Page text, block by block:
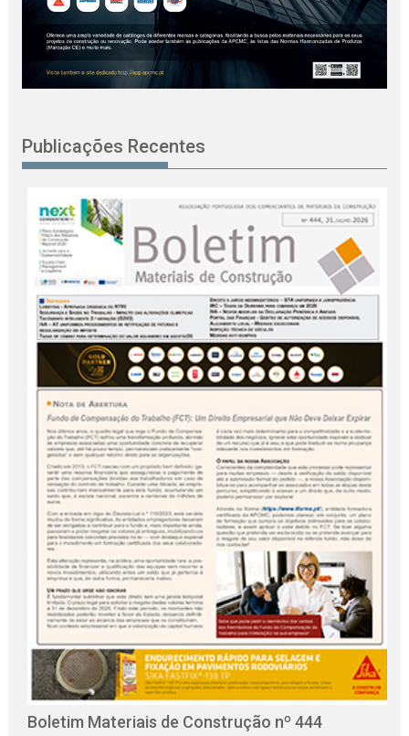
Publicações Recentes
Boletim Materiais de Construção nº 444